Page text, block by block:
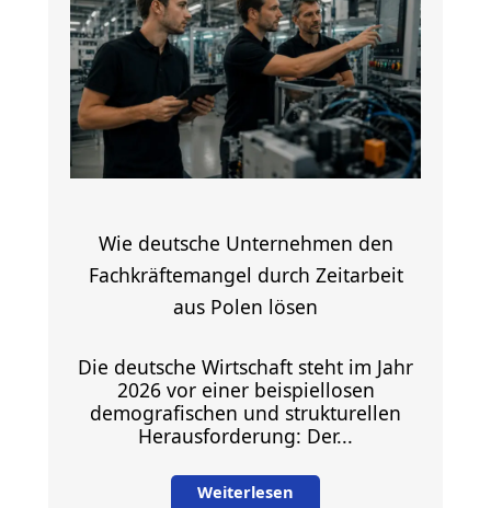
Wie deutsche Unternehmen den
Fachkräftemangel durch Zeitarbeit
aus Polen lösen
Die deutsche Wirtschaft steht im Jahr
2026 vor einer beispiellosen
demografischen und strukturellen
Herausforderung: Der...
Weiterlesen